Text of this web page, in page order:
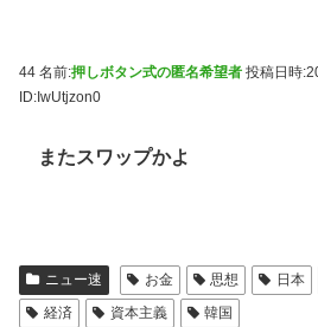
44 名前:押しボタン式の匿名希望者 投稿日時
ID:IwUtjzon0
またスワップかよ
ニュー速 お金 思想 日本
経済
資本主義 韓国